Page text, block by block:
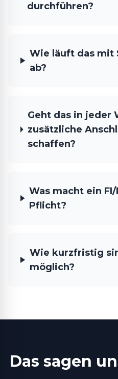
durchführen?
Wie läuft das mit
ab?
Geht das in jeder
zusätzliche
schaffen?
Was macht ein
Pflicht?
Wie kurzfristig
möglich?
Das sagen